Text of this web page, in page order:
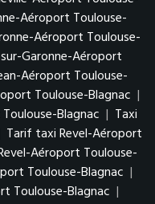
Aéroport Toulouse-
Aéroport Toulouse-
Garonne-Aéroport
Aéroport Toulouse-
Toulouse-Blagnac |
Blagnac | Taxi
Tarif taxi Revel-Aéroport
Aéroport Toulouse-
Toulouse-Blagnac |
Toulouse-Blagnac |